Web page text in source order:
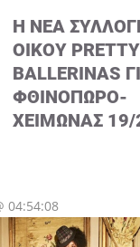
Η ΝΈΑ
ΟΊΚΟΥ PRETTY
BALLERINAS
ΦΘΙΝΌΠΩΡΟ-
ΧΕΙΜΏΝΑΣ 19/
04:54:08